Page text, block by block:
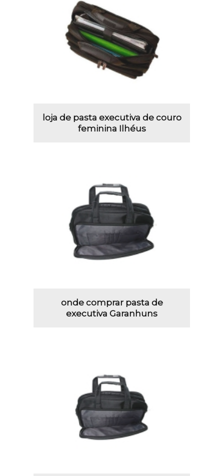
loja de pasta executiva de couro
feminina Ilhéus
onde comprar pasta de
executiva Garanhuns